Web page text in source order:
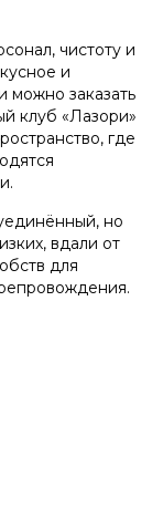
чистоту и
и
можно заказать
клуб «Лазори»
где
но
вдали от
для